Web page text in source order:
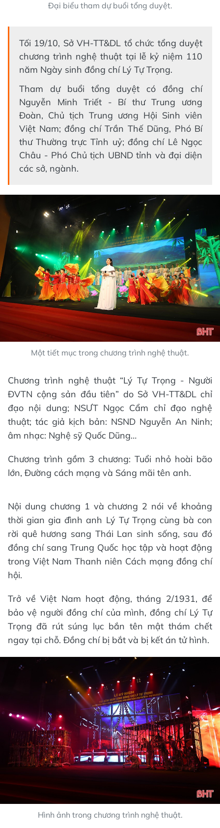
Đại biểu tham dự buổi tổng duyệt.
Tối 19/10, Sở VH-TT&DL tổ chức tổng duyệt
chương trình nghệ thuật tại lễ kỷ niệm 110
năm Ngày sinh đồng chí Lý Tự Trọng.
Tham dự buổi tổng duyệt có đồng chí
Nguyễn Minh Triết - Bí thư Trung ương
Đoàn, Chủ tịch Trung ương Hội Sinh viên
Việt Nam; đồng chí Trần Thế Dũng, Phó Bí
thư Thường trực Tỉnh uỷ; đồng chí Lê Ngọc
Châu - Phó Chủ tịch UBND tỉnh và đại diện
các sở, ngành.
Một tiết mục trong chương trình nghệ thuật.
Chương trình nghệ thuật “Lý Tự Trọng - Người
ĐVTN cộng sản đầu tiên” do Sở VH-TT&DL chỉ
đạo nội dung; NSƯT Ngọc Cẩm chỉ đạo nghệ
thuật; tác giả kịch bản: NSND Nguyễn An Ninh;
âm nhạc: Nghệ sỹ Quốc Dũng…
Chương trình gồm 3 chương: Tuổi nhỏ hoài bão
lớn, Đường cách mạng và Sáng mãi tên anh.
Nội dung chương 1 và chương 2 nói về khoảng
thời gian gia đình anh Lý Tự Trọng cùng bà con
rời quê hương sang Thái Lan sinh sống, sau đó
đồng chí sang Trung Quốc học tập và hoạt động
trong Việt Nam Thanh niên Cách mạng đồng chí
hội.
Trở về Việt Nam hoạt động, tháng 2/1931, để
bảo vệ người đồng chí của mình, đồng chí Lý Tự
Trọng đã rút súng lục bắn tên mật thám chết
ngay tại chỗ. Đồng chí bị bắt và bị kết án tử hình.
Hình ảnh trong chương trình nghệ thuật.